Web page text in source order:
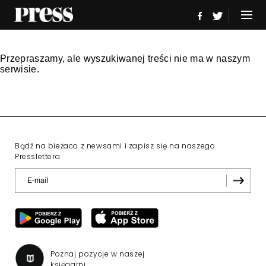
Przepraszamy, ale wyszukiwanej treści nie ma w naszym
serwisie.
Bądź na bieżaco z newsami i zapisz się na naszego
Presslettera
Poznaj pozycje w naszej